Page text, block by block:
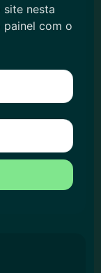
nesta
painel com o